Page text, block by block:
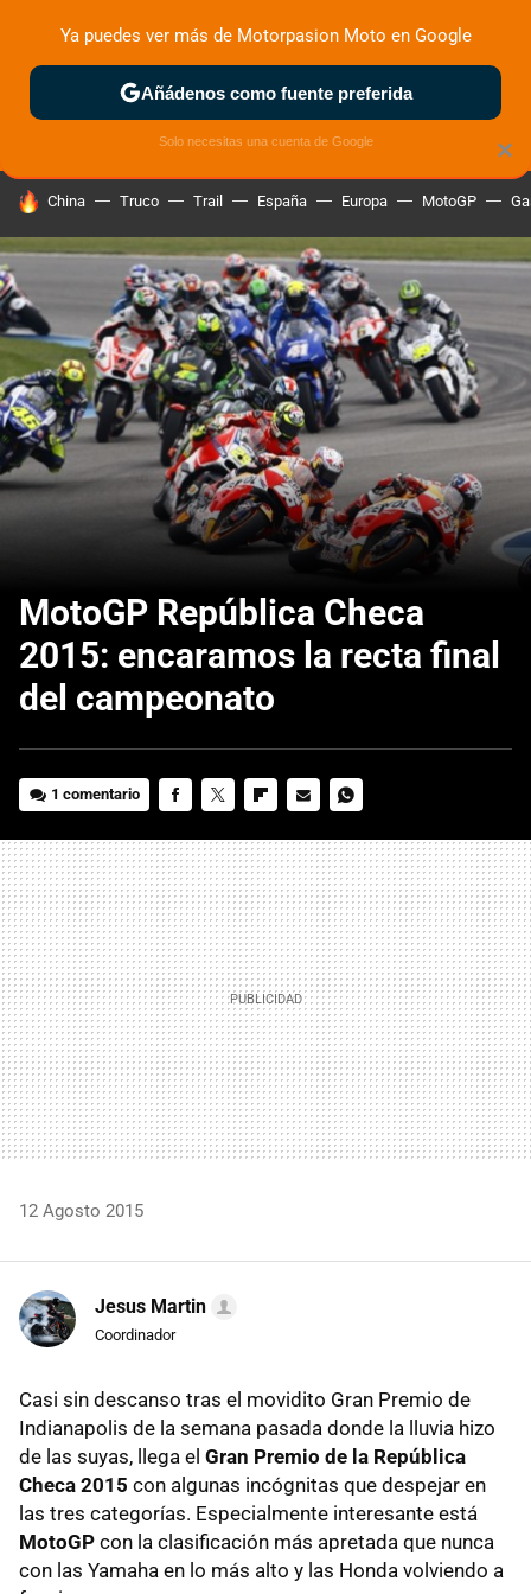
ZONA DE PRUEBAS DEPORTIVAS MOTOS ELÉCTRICAS
HOY SE HABLA DE
China Truco Trail España Europa MotoGP
MotoGP República Checa
2015: encaramos la recta final
del campeonato
1 comentario
MAIL
12 Agosto 2015
Jesus Martin
Coordinador
Casi sin descanso tras el movidito Gran Premio de
Indianapolis de la semana pasada donde la lluvia hizo
de las suyas, llega el Gran Premio de la República
Checa 2015 con algunas incógnitas que despejar en
las tres categorías. Especialmente interesante está
MotoGP con la clasificación más apretada que nunca
con las Yamaha en lo más alto y las Honda volviendo a
×
Ya puedes ver más de Motorpasion Moto en Google
Añádenos como fuente preferida
Solo necesitas una cuenta de Google